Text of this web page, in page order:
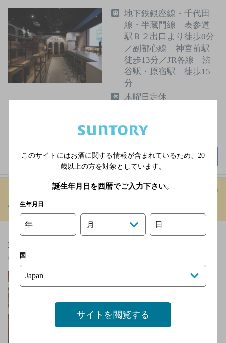
地下鉄銀座線・千代田
線・半蔵門線 表参道
駅Ｂ２出口より徒歩0分
／副都心線 神宮前駅
徒歩13分／JR各線 渋
谷駅・原宿駅 徒歩15
分
木曜日定休
35席
詳細を見る
個室と鶏料理 やまと 虎ノ門
【虎ノ門駅徒歩1分】×【個室完備】各種ご宴会、接待
利用 飲み放題付きコース 6300円～新鮮鶏の刺身、
串焼きなど…
地下鉄銀座線 虎ノ門駅
2a出口 徒歩1分／地下鉄
日比谷線 虎ノ門ヒルズ
駅 A1出口 徒歩3分
土曜日・日曜日祝日土
このサイトにはお酒に関する情報が含まれているため、 20
歳以上の方を対象としています。
誕生年月日を西暦でご入力下さい。
生年月日
年 月 日
国
サイトを閲覧する